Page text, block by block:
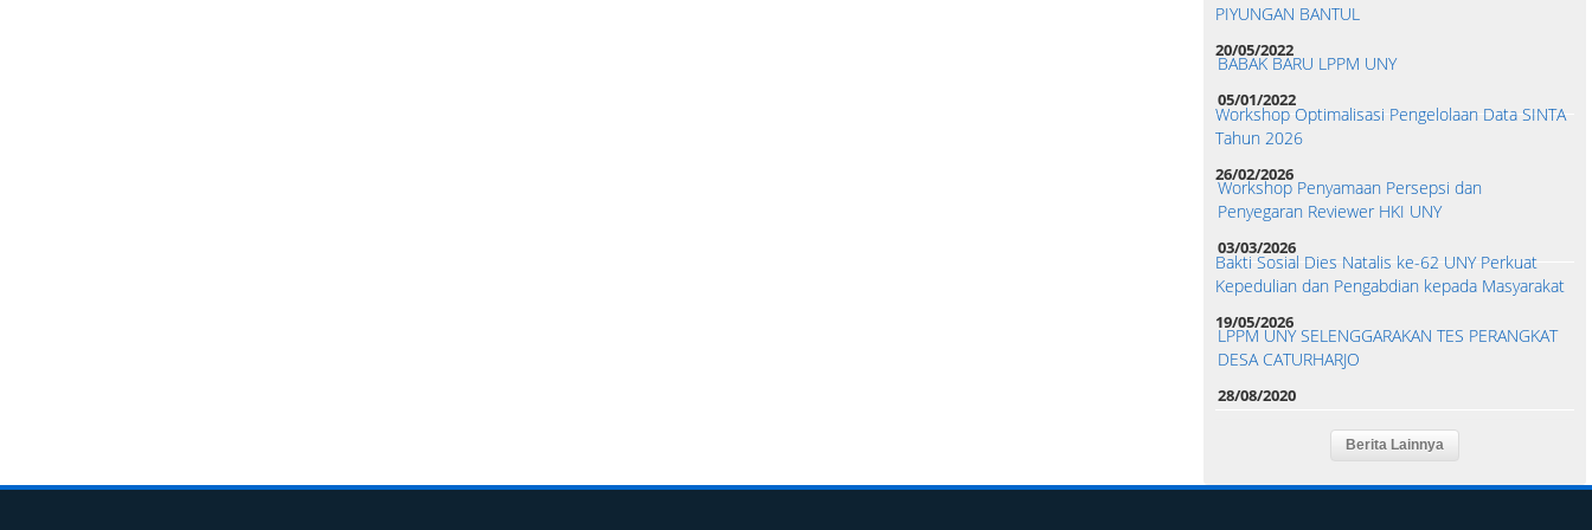
PIYUNGAN BANTUL
20/05/2022
BABAK BARU LPPM UNY
05/01/2022
Workshop Optimalisasi Pengelolaan Data SINTA
Tahun 2026
26/02/2026
Workshop Penyamaan Persepsi dan
Penyegaran Reviewer HKI UNY
03/03/2026
Bakti Sosial Dies Natalis ke-62 UNY Perkuat
Kepedulian dan Pengabdian kepada Masyarakat
19/05/2026
LPPM UNY SELENGGARAKAN TES PERANGKAT
DESA CATURHARJO
28/08/2020